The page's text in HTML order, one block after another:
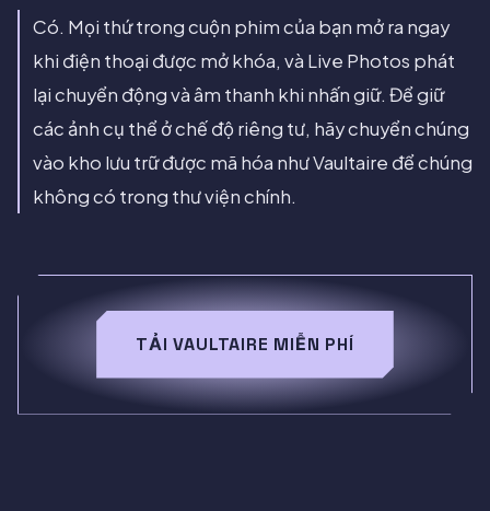
Có. Mọi thứ trong cuộn phim của bạn mở ra ngay
khi điện thoại được mở khóa, và Live Photos phát
lại chuyển động và âm thanh khi nhấn giữ. Để giữ
các ảnh cụ thể ở chế độ riêng tư, hãy chuyển chúng
vào kho lưu trữ được mã hóa như Vaultaire để chúng
không có trong thư viện chính.
TẢI VAULTAIRE MIỄN PHÍ